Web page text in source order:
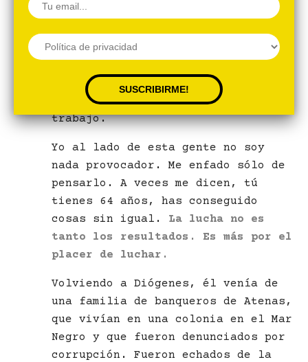
5400 millones de euros, que es un
se rescató a los bancos, 30 ó 40
que cobran 1 ó 2 millones de euros
al año y que han hecho mal su
trabajo.
Yo al lado de esta gente no soy
nada provocador. Me enfado sólo de
pensarlo. A veces me dicen, tú
tienes 64 años, has conseguido
cosas sin igual. La lucha no es
tanto los resultados. Es más por el
placer de luchar.
Volviendo a Diógenes, él venía de
una familia de banqueros de Atenas,
que vivían en una colonia en el Mar
Negro y que fueron denunciados por
corrupción. Fueron echados de la